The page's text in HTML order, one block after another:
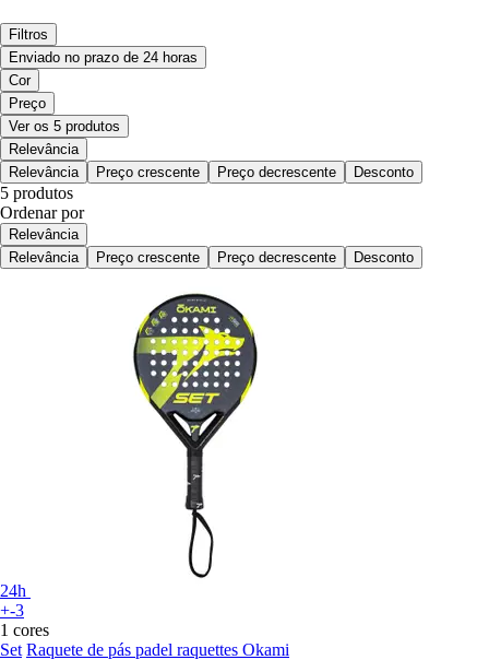
Filtros
Enviado no prazo de 24 horas
Cor
Preço
Ver os 5 produtos
Relevância
Relevância
Preço crescente Preço decrescente Desconto
5 produtos
Ordenar por
Relevância
Relevância
Preço crescente Preço decrescente Desconto
24h
+-3
1 cores
Set Raquete de pás padel raquettes Okami